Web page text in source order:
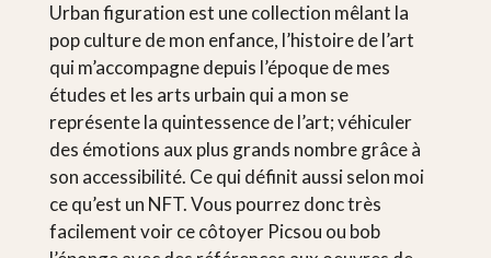
Urban figuration est une collection mêlant la
pop culture de mon enfance, l’histoire de l’art
qui m’accompagne depuis l’époque de mes
études et les arts urbain qui a mon se
représente la quintessence de l’art; véhiculer
des émotions aux plus grands nombre grâce à
son accessibilité. Ce qui définit aussi selon moi
ce qu’est un NFT. Vous pourrez donc très
facilement voir ce côtoyer Picsou ou bob